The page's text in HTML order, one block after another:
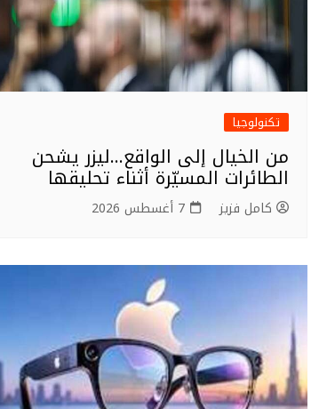
تكنولوجيا
من الخيال إلى الواقع…ليزر يشحن
الطائرات المسيّرة أثناء تحليقها
كامل فزيز 7 أغسطس 2026